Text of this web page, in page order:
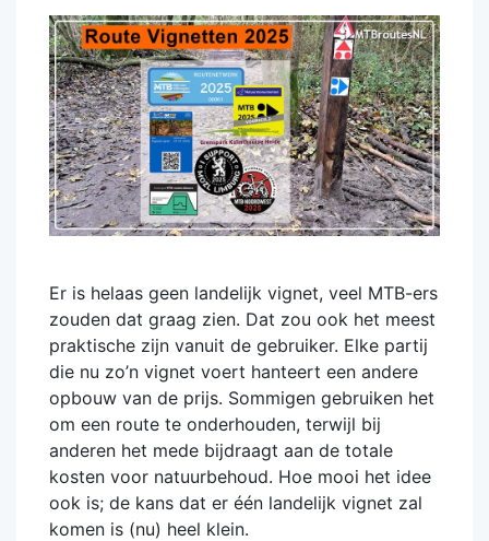
Er is helaas geen landelijk vignet, veel MTB-ers
zouden dat graag zien. Dat zou ook het meest
praktische zijn vanuit de gebruiker. Elke partij
die nu zo’n vignet voert hanteert een andere
opbouw van de prijs. Sommigen gebruiken het
om een route te onderhouden, terwijl bij
anderen het mede bijdraagt aan de totale
kosten voor natuurbehoud. Hoe mooi het idee
ook is; de kans dat er één landelijk vignet zal
komen is (nu) heel klein.